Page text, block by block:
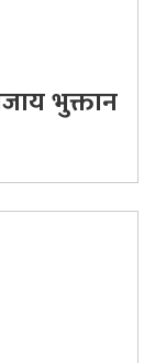
भुक्तान